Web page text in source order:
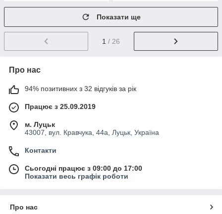
Показати ще
1 / 26
Про нас
94% позитивних з 32 відгуків за рік
Працює з 25.09.2019
м. Луцьк
43007, вул. Кравчука, 44а, Луцьк, Україна
Контакти
Сьогодні працює з 09:00 до 17:00
Показати весь графік роботи
Про нас